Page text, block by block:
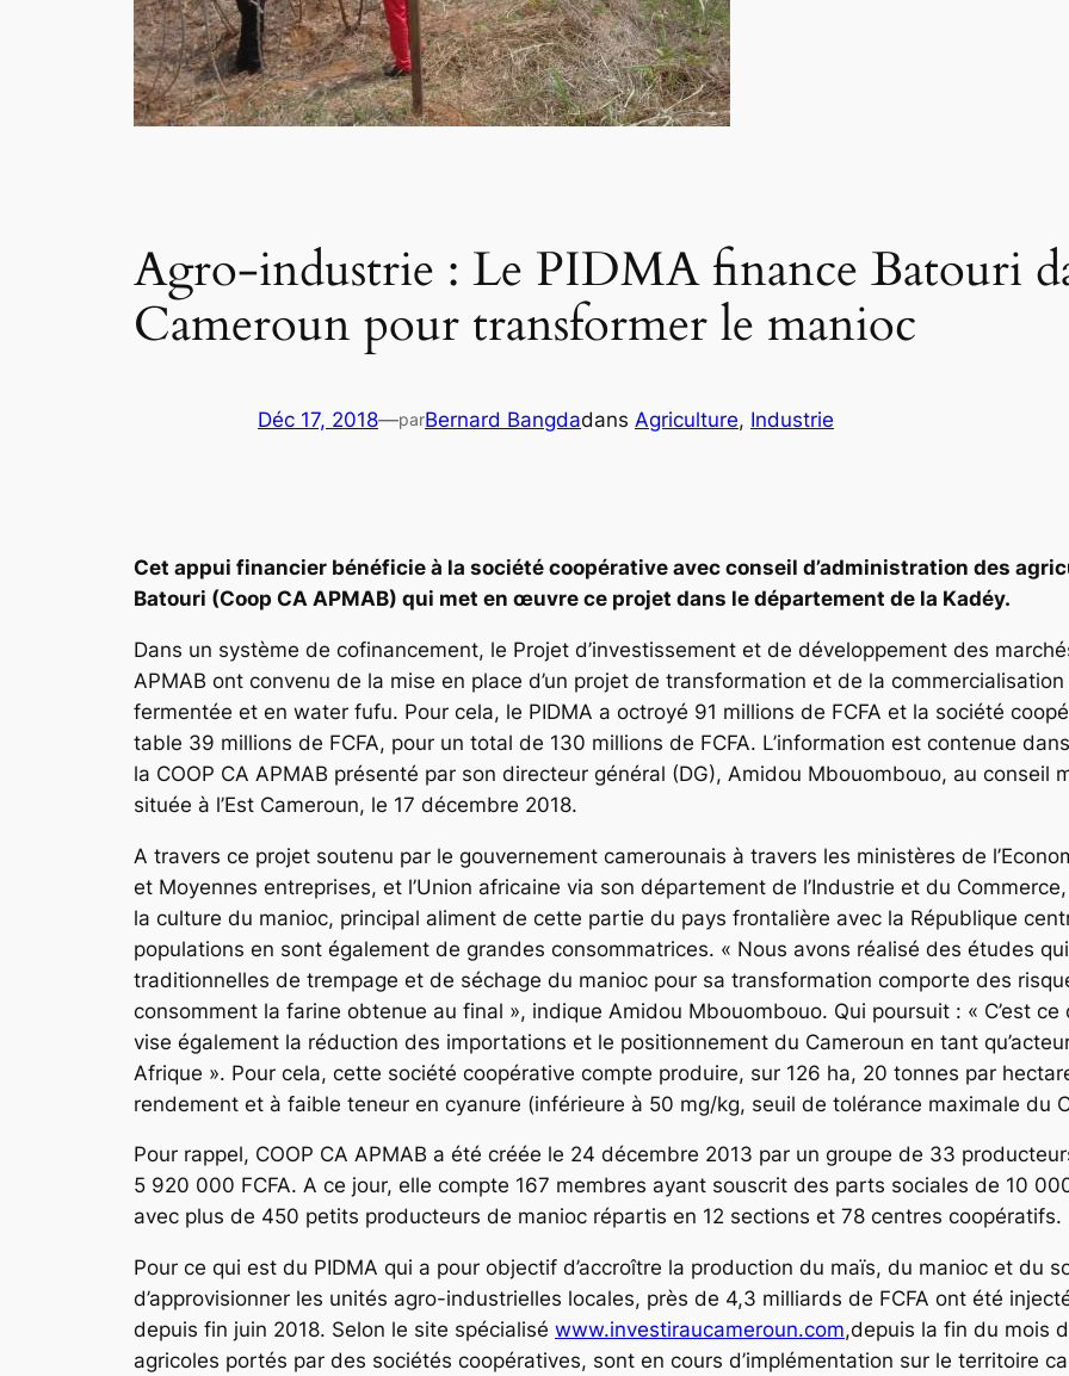
Agro-industrie : Le PIDMA finance Batouri
Cameroun pour transformer le manioc
Déc 17, 2018—parBernard Bangdadans Agriculture, Industrie
Cet appui financier bénéficie à la société coopérative avec conseil d’administration des
Batouri (Coop CA APMAB) qui met en œuvre ce projet dans le département de la Kadéy.
Dans un système de cofinancement, le Projet d’investissement et de développement des
APMAB ont convenu de la mise en place d’un projet de transformation et de la
fermentée et en water fufu. Pour cela, le PIDMA a octroyé 91 millions de FCFA et la société
table 39 millions de FCFA, pour un total de 130 millions de FCFA. L’information est contenue
la COOP CA APMAB présenté par son directeur général (DG), Amidou Mbouombouo, au conseil
située à l’Est Cameroun, le 17 décembre 2018.
A travers ce projet soutenu par le gouvernement camerounais à travers les ministères de
et Moyennes entreprises, et l’Union africaine via son département de l’Industrie et du
la culture du manioc, principal aliment de cette partie du pays frontalière avec la République
populations en sont également de grandes consommatrices. « Nous avons réalisé des études
traditionnelles de trempage et de séchage du manioc pour sa transformation comporte des
consomment la farine obtenue au final », indique Amidou Mbouombouo. Qui poursuit : « C’est
vise également la réduction des importations et le positionnement du Cameroun en tant
Afrique ». Pour cela, cette société coopérative compte produire, sur 126 ha, 20 tonnes par
rendement et à faible teneur en cyanure (inférieure à 50 mg/kg, seuil de tolérance maximale du
Pour rappel, COOP CA APMAB a été créée le 24 décembre 2013 par un groupe de 33
5 920 000 FCFA. A ce jour, elle compte 167 membres ayant souscrit des parts sociales de 10
avec plus de 450 petits producteurs de manioc répartis en 12 sections et 78 centres coopératifs.
Pour ce qui est du PIDMA qui a pour objectif d’accroître la production du maïs, du manioc et du
d’approvisionner les unités agro-industrielles locales, près de 4,3 milliards de FCFA ont été
depuis fin juin 2018. Selon le site spécialisé www.investiraucameroun.com,depuis la fin du mois
agricoles portés par des sociétés coopératives, sont en cours d’implémentation sur le territoire